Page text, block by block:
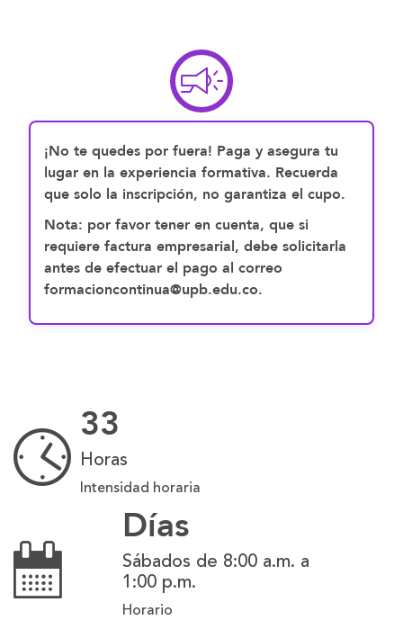
¡No te quedes por fuera! Paga y asegura tu
lugar en la experiencia formativa. Recuerda
que solo la inscripción, no garantiza el cupo.
Nota: por favor tener en cuenta, que si
requiere factura empresarial, debe solicitarla
antes de efectuar el pago al correo
formacioncontinua@upb.edu.co.
33
Horas
Intensidad horaria
Días
Sábados de 8:00 a.m. a
1:00 p.m.
Horario